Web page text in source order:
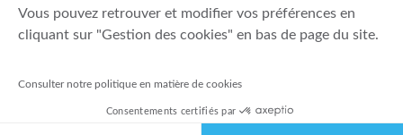
Mentions légales
Prévention de la fraude
Politique de gestion des conflits d'intérêts
Vous pouvez retrouver et modifier vos préférences en
cliquant sur "Gestion des cookies" en bas de page du site.
Consulter notre politique en matière de cookies
Consentements certifiés par